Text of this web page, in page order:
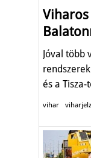
Jóval több
és a
vihar